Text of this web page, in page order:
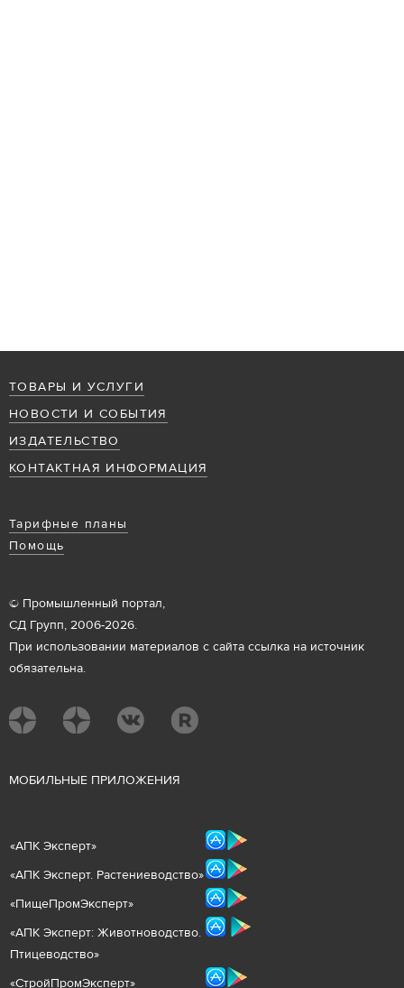
ТОВАРЫ И УСЛУГИ
НОВОСТИ И СОБЫТИЯ
ИЗДАТЕЛЬСТВО
КОНТАКТНАЯ ИНФОРМАЦИЯ
Тарифные планы
Помощь
© Промышленный портал,
СД Групп, 2006-2026.
При использовании материалов с сайта ссылка на источник
обязательна.
МОБИЛЬНЫЕ ПРИЛОЖЕНИЯ
«АПК Эксперт»
«АПК Эксперт. Растениеводство»
«ПищеПромЭксперт»
«АПК Эксперт: Животноводство.
Птицеводство»
«СтройПромЭксперт»